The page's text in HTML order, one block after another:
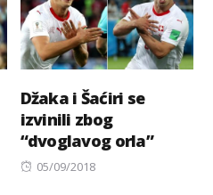
Džaka i Šaćiri se
izvinili zbog
“dvoglavog orla”
Posted
05/09/2018